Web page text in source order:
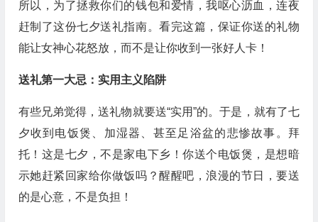
所以，为了拯救你们的钱包和爱情，我呕心沥血，连夜
赶制了这份七夕送礼指南。看完这篇，保证你送的礼物
能让女神心花怒放，而不是让你收到一张好人卡！
送礼第一大忌：实用主义陷阱
有些兄弟觉得，送礼物就要送“实用”的。于是，就有了七
夕收到电饭煲、加湿器、甚至足浴盆的悲惨故事。拜
托！这是七夕，不是家电下乡！你送个电饭煲，是想暗
示她赶紧回家给你做饭吗？醒醒吧，浪漫的节日，要送
的是心意，不是负担！